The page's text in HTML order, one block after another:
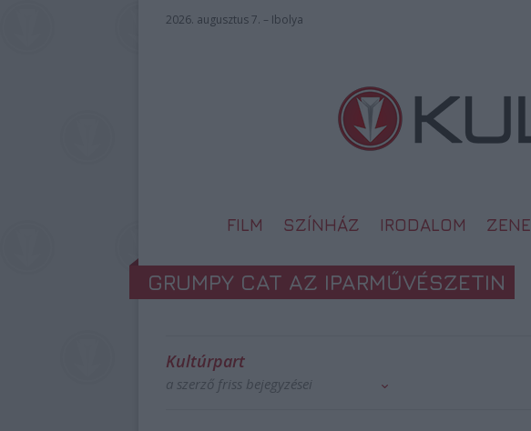
2026. augusztus 7. – Ibolya
FILM SZÍNHÁZ IRODALOM ZENE
GRUMPY CAT AZ IPARMŰVÉSZETIN
Kultúrpart
a szerző friss bejegyzései